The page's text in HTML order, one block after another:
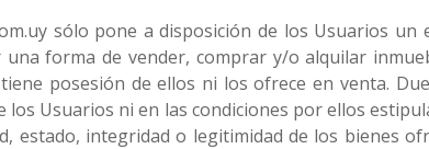
sólo pone a disposición de los Usuarios
forma de vender, comprar y/o alquilar
posesión de ellos ni los ofrece en venta.
los Usuarios ni en las condiciones por ellos
estado, integridad o legitimidad de los bienes